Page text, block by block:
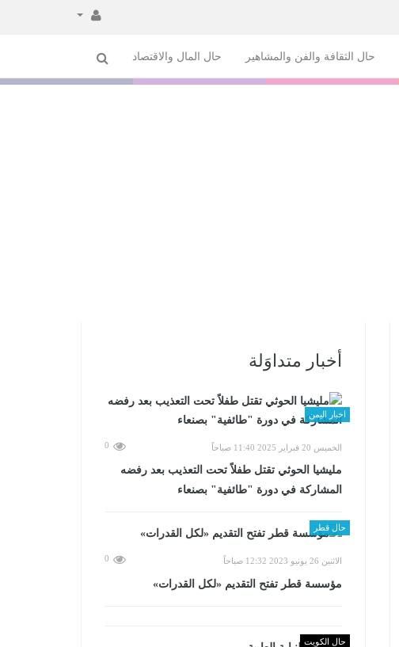
حال الثقافة والفن والمشاهير حال المال والاقتصاد
أخبار متداوَلة
اخبار اليمن
الخميس 20 فبراير 2025 11:40 صباحاً 0
مليشيا الحوثي تقتل طفلاً تحت التعذيب بعد رفضه
المشاركة في دورة "طائفية" بصنعاء
حال قطر
الاثنين 26 يونيو 2023 12:32 صباحاً 0
مؤسسة قطر تفتح التقديم «لكل القدرات»
حال الكويت